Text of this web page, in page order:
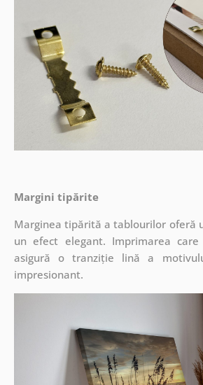
Margini tipărite
Marginea tipărită a tablourilor oferă
un efect elegant. Imprimarea care
asigură o tranziție lină a
impresionant.